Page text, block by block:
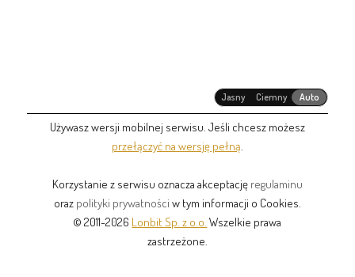
Jasny Ciemny Auto
Używasz wersji mobilnej serwisu. Jeśli chcesz możesz
przełączyć na wersję pełną
Korzystanie z serwisu oznacza akceptację regulaminu
oraz polityki prywatności w tym informacji o Cookies.
© 2011-2026 Lonbit Sp. z o.o. Wszelkie prawa
zastrzeżone.